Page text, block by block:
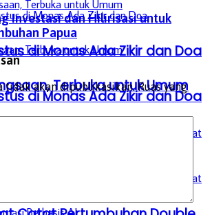
di Monas Ada Zikir dan Doa
Terbuka untuk Umum
di Monas Ada Zikir dan Doa
Terbuka untuk Umum
Investasi dan Hilirisasi untuk
Papua
tidak akan dipublikasikan. Ruas yang